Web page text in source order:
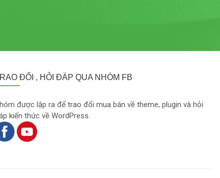
ĐỔI , HỎI ĐÁP QUA NHÓM FB
được lập ra để trao đổi mua bán về theme, plugin và hỏi
kiến thức về WordPress.